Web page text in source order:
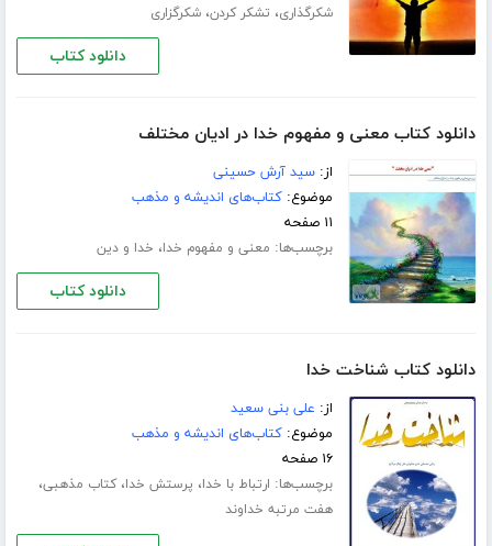
شکرگذاری، تشکر کردن،شکرگزاری
دانلود کتاب
دانلود کتاب معنی و مفهوم خدا در ادیان مختلف
از:سید آرش حسینی
موضوع:کتاب‌های اندیشه و مذهب
۱۱ صفحه
برچسب‌ها: معنی و مفهوم خدا، خدا و دین
دانلود کتاب
دانلود کتاب شناخت خدا
از: علی بنی سعید
موضوع:کتاب‌های اندیشه و مذهب
۱۶ صفحه
برچسب‌ها: ارتباط با خدا، پرستش خدا،کتاب مذهبی،
هفت مرتبه خداوند